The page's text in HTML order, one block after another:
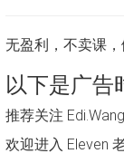
无盈利，不卖课
以下是广告
推荐关注
欢迎进入 Eleven